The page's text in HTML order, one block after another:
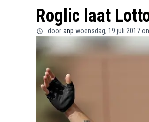
Roglic laat
door anp woensdag, 19 juli 2017